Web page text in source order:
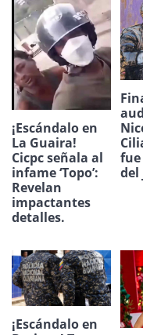
¡Escándalo en
La Guaira!
Cicpc señala al
infame ‘Topo’:
Revelan
impactantes
detalles.
fue
del
¡Escándalo en